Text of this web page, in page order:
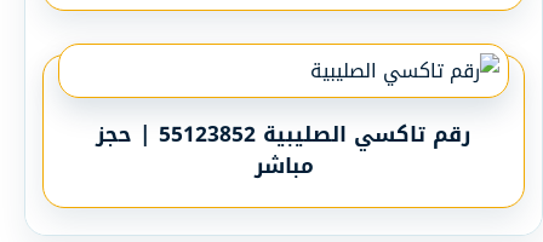
رقم تاكسي الصليبية 55123852 | حجز
مباشر